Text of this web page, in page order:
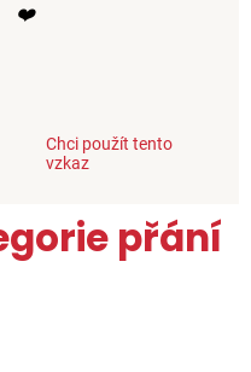
❤️
Chci použít tento
vzkaz
přání